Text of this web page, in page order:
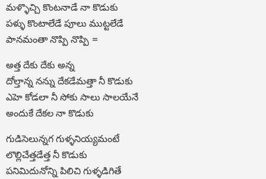
మళ్ళొచ్చి కొంటనాడే నా కొడుకు
పళ్ళు కొంటాలేడే పూలు ముట్టలేడే
పానమంతా నొప్పి నొప్పి =
అత్త దేకు దేకు అన్న
దోల్తాన్న నన్ను దేకడేమత్తా నీ కొడుకు
ఎహె కోడలా నీ సోకు సాలు సాలయేనే
అందుకే దేకల నా కొడుకు
గుడిసెలున్నగ గుళ్ళనియ్యమంటే
లొల్లిచేత్తడేత్త నీ కొడుకు
పనిమిదునోన్ని పిలిచి గుళ్ళడిగితే